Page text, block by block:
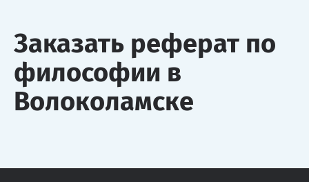
Заказать реферат по
философии в
Волоколамске